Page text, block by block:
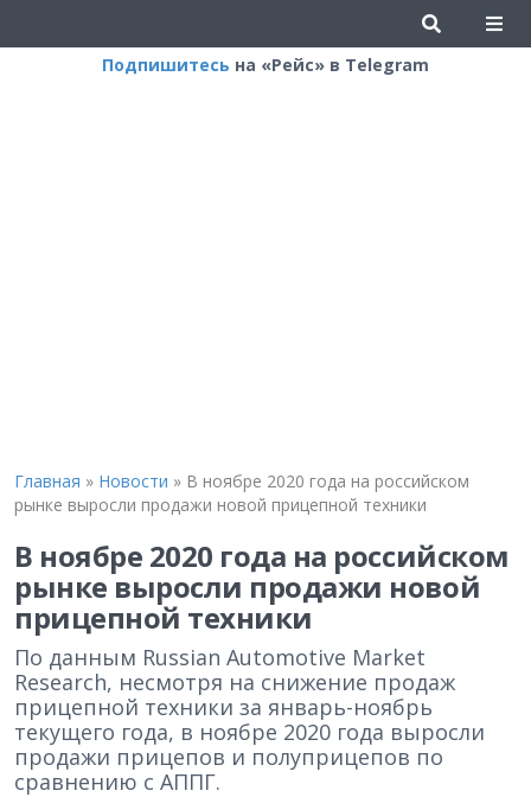
Подпишитесь на «Рейс» в Telegram
Главная » Новости » В ноябре 2020 года на российском
рынке выросли продажи новой прицепной техники
В ноябре 2020 года на российском
рынке выросли продажи новой
прицепной техники
По данным Russian Automotive Market
Research, несмотря на снижение продаж
прицепной техники за январь-ноябрь
текущего года, в ноябре 2020 года выросли
продажи прицепов и полуприцепов по
сравнению с АППГ.